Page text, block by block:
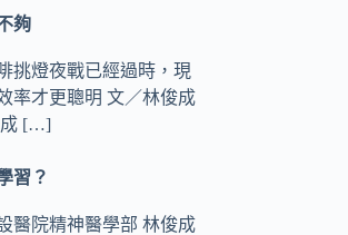
夠
挑燈夜戰已經過時，現
率才更聰明 文／林俊成
[…]
習？
醫院精神醫學部 林俊成